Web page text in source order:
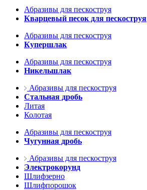
Абразивы для пескоструя
Кварцевый песок для пескоструя
Абразивы для пескоструя
Купершлак
Абразивы для пескоструя
Никельшлак
Абразивы для пескоструя
Стальная дробь
Литая
Колотая
Абразивы для пескоструя
Чугунная дробь
Абразивы для пескоструя
Электрокорунд
Шлифзерно
Шлифпорошок